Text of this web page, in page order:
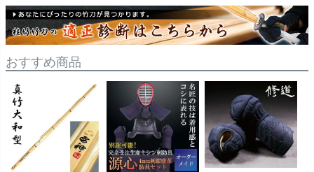
おすすめ商品